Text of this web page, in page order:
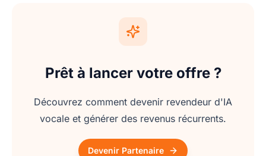
Prêt à lancer votre offre ?
Découvrez comment devenir revendeur d'IA
vocale et générer des revenus récurrents.
Devenir Partenaire